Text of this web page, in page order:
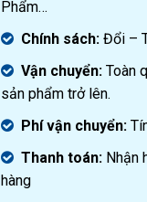
Phẩm…
Chính sách: Đổi –
Vận chuyển: Toàn
sản phẩm trở lên.
Phí vận chuyển:
Thanh toán: Nhận
hàng